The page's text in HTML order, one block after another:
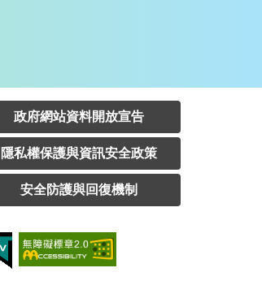
政府網站資料開放宣告
隱私權保護與資訊安全政策
安全防護與回復機制